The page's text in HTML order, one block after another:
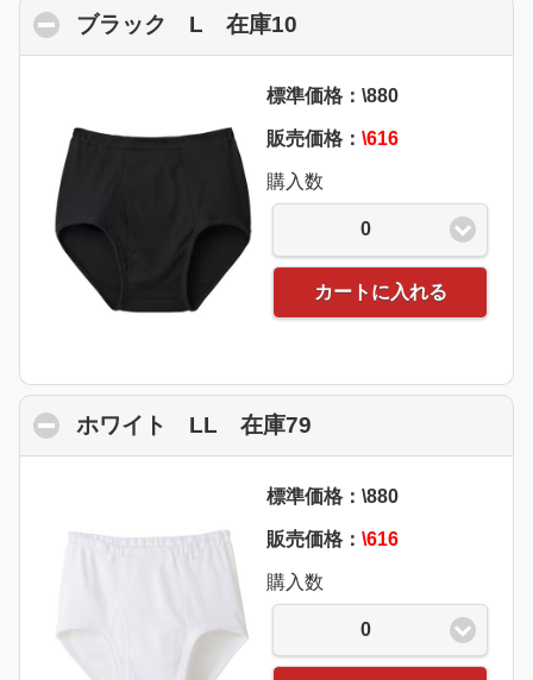
ブラック L 在庫10
標準価格：\880
販売価格： \616
購入数
0
カートに入れる
ホワイト LL 在庫79
標準価格：\880
販売価格： \616
購入数
0